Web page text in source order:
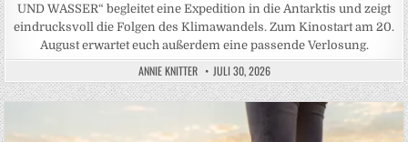
UND WASSER“ begleitet eine Expedition in die Antarktis und zeigt
eindrucksvoll die Folgen des Klimawandels. Zum Kinostart am 20.
August erwartet euch außerdem eine passende Verlosung.
ANNIE KNITTER JULI 30, 2026